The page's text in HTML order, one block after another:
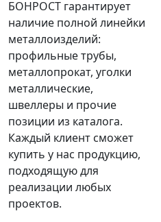
БОНРОСТ гарантирует
наличие полной линейки
металлоизделий:
профильные трубы,
металлопрокат, уголки
металлические,
швеллеры и прочие
позиции из каталога.
Каждый клиент сможет
купить у нас продукцию,
подходящую для
реализации любых
проектов.